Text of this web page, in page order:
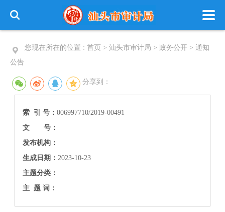
您现在所在的位置 : 首页 > 汕头市审计局 > 政务公开 > 通知
公告
分享到：
索 引 号：006997710/2019-00491
文 号：
发布机构：
生成日期：2023-10-23
主题分类：
主 题 词：